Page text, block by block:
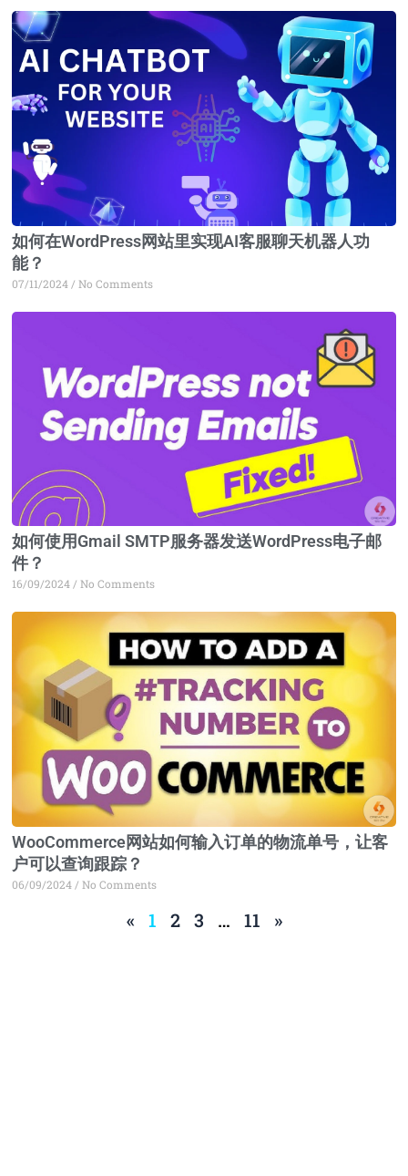
如何在WordPress网站里实现AI客服聊天机器人功
能？
07/11/2024 No Comments
如何使用Gmail SMTP服务器发送WordPress电子邮
件？
16/09/2024 No Comments
WooCommerce网站如何输入订单的物流单号，让客
户可以查询跟踪？
06/09/2024 No Comments
« 1 2 3 … 11 »